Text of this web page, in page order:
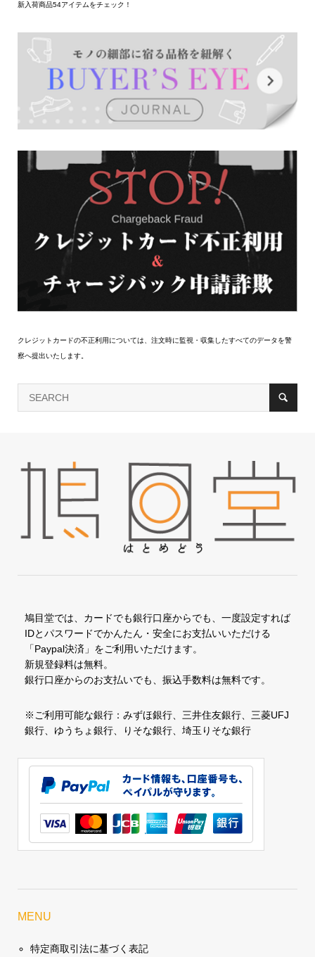
新入荷商品54アイテムをチェック！
クレジットカードの不正利用については、注文時に監視・収集したすべてのデータを警
察へ提出いたします。
鳩目堂では、カードでも銀行口座からでも、一度設定すれば
IDとパスワードでかんたん・安全にお支払いいただける
「Paypal決済」をご利用いただけます。
新規登録料は無料。
銀行口座からのお支払いでも、振込手数料は無料です。
※ご利用可能な銀行：みずほ銀行、三井住友銀行、三菱UFJ
銀行、ゆうちょ銀行、りそな銀行、埼玉りそな銀行
MENU
特定商取引法に基づく表記